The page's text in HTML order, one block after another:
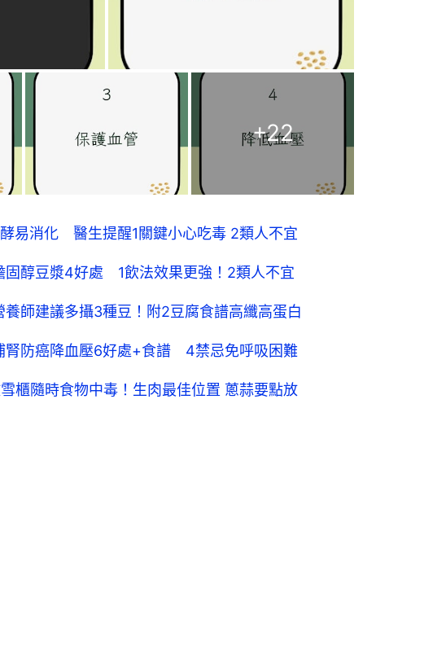
+22
易消化 醫生提醒1關鍵小心吃毒 2類人不宜
固醇豆漿4好處 1飲法效果更強！2類人不宜
師建議多攝3種豆！附2豆腐食譜高纖高蛋白
腎防癌降血壓6好處+食譜 4禁忌免呼吸困難
櫃隨時食物中毒！生肉最佳位置 蔥蒜要點放